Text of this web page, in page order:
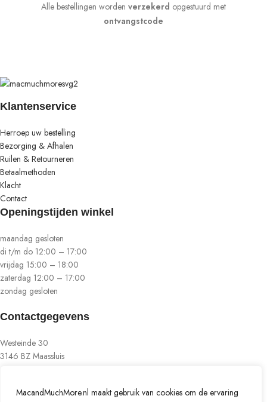
MacandMuchMore.nl maakt gebruik van cookies om de ervaring
Alle bestellingen worden verzekerd opgestuurd met
ontvangstcode
Klantenservice
Herroep uw bestelling
Bezorging & Afhalen
Ruilen & Retourneren
Betaalmethoden
Klacht
Contact
Openingstijden winkel
maandag gesloten
di t/m do 12:00 – 17:00
vrijdag 15:00 – 18:00
zaterdag 12:00 – 17:00
zondag gesloten
Contactgegevens
Westeinde 30
3146 BZ Maassluis
info@macandmuchmore.nl